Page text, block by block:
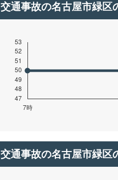
交通事故の名古屋市緑区
交通事故の名古屋市緑区